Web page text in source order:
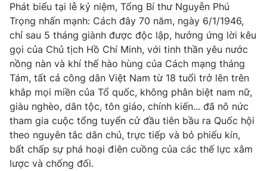
Liên hệ tòa soạn English
THỜI BÁO VTV
Theo dõi báo trên
Cơ quan chủ quản: Đài Truyền hình Việt Nam
Cơ quan báo chí:Thời báo VTV
Phát biểu tại lễ kỷ niệm, Tổng Bí thư Nguyễn Phú
Trọng nhấn mạnh: Cách đây 70 năm, ngày 6/1/1946,
chỉ sau 5 tháng giành được độc lập, hưởng ứng lời kêu
gọi của Chủ tịch Hồ Chí Minh, với tinh thần yêu nước
nồng nàn và khí thế hào hùng của Cách mạng tháng
Tám, tất cả công dân Việt Nam từ 18 tuổi trở lên trên
khắp mọi miền của Tổ quốc, không phân biệt nam nữ,
giàu nghèo, dân tộc, tôn giáo, chính kiến... đã nô nức
tham gia cuộc tổng tuyển cử đầu tiên bầu ra Quốc hội
theo nguyên tắc dân chủ, trực tiếp và bỏ phiếu kín,
bất chấp sự phá hoại điên cuồng của các thế lực xâm
lược và chống đối.